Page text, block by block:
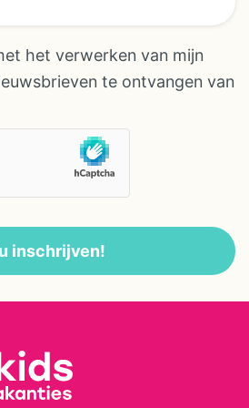
is een aparte
en een enkel bed. Het
kinderbedje bij te
heerlijk
met klamboe achter in
voorin is het
zitje en ruime keuken.
van een 4-pits
Nespresso apparaat.
nog geen ​minuut lopen
iedere safaritent een
kan worden gedaan
staat. Iedere
het verwerken van mijn
te ontvangen van
inschrijven!